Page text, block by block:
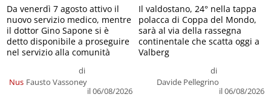
Nus
di
Fausto Vassoney
il 06/08/2026
Da venerdì 7 agosto attivo il
nuovo servizio medico, mentre
il dottor Gino Sapone si è
detto disponibile a proseguire
nel servizio alla comunità
di
Davide Pellegrino
il 06/08/2026
Il valdostano, 24° nella tappa
polacca di Coppa del Mondo,
sarà al via della rassegna
continentale che scatta oggi a
Valberg